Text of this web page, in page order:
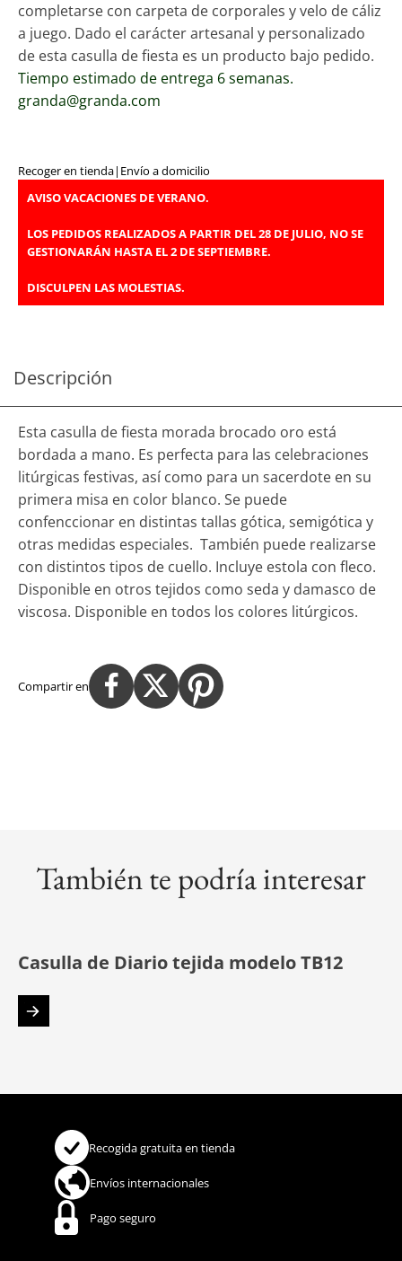
completarse con carpeta de corporales y velo de cáliz
a juego. Dado el carácter artesanal y personalizado
de esta casulla de fiesta es un producto bajo pedido.
Tiempo estimado de entrega 6 semanas.
granda@granda.com
Recoger en tienda| Envío a domicilio
AVISO VACACIONES DE VERANO.
LOS PEDIDOS REALIZADOS A PARTIR DEL 28 DE JULIO, NO SE
GESTIONARÁN HASTA EL 2 DE SEPTIEMBRE.
DISCULPEN LAS MOLESTIAS.
Descripción
Esta casulla de fiesta morada brocado oro está
bordada a mano. Es perfecta para las celebraciones
litúrgicas festivas, así como para un sacerdote en su
primera misa en color blanco. Se puede
confenccionar en distintas tallas gótica, semigótica y
otras medidas especiales. También puede realizarse
con distintos tipos de cuello. Incluye estola con fleco.
Disponible en otros tejidos como seda y damasco de
viscosa. Disponible en todos los colores litúrgicos.
Compartir en
También te podría interesar
Casulla de Diario tejida modelo TB12
Recogida gratuita en tienda
Envíos internacionales
Pago seguro